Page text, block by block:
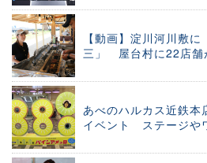
【動画】淀川河川敷
三」 屋台村に22店舗
あべのハルカス近鉄本
イベント ステージや